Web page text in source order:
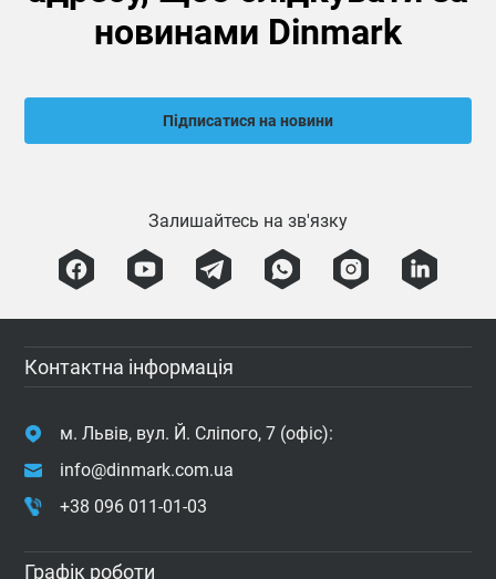
новинами Dinmark
Підписатися на новини
Залишайтесь на зв'язку
Контактна інформація
м. Львів, вул. Й. Сліпого, 7 (офіс):
info@dinmark.com.ua
+38 096 011-01-03
Графік роботи